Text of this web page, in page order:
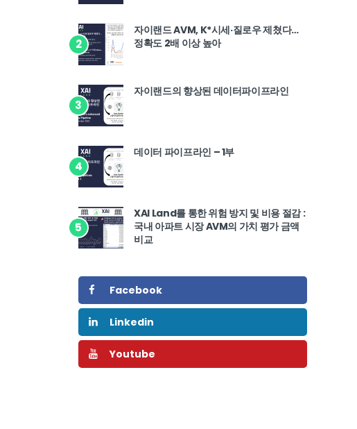
2
자이랜드 AVM, K*시세·질로우 제쳤다…
정확도 2배 이상 높아
3
자이랜드의 향상된 데이터파이프라인
4
데이터 파이프라인 – 1부
5
XAI Land를 통한 위험 방지 및 비용 절감 :
국내 아파트 시장 AVM의 가치 평가 금액
비교
Facebook
Linkedin
Youtube